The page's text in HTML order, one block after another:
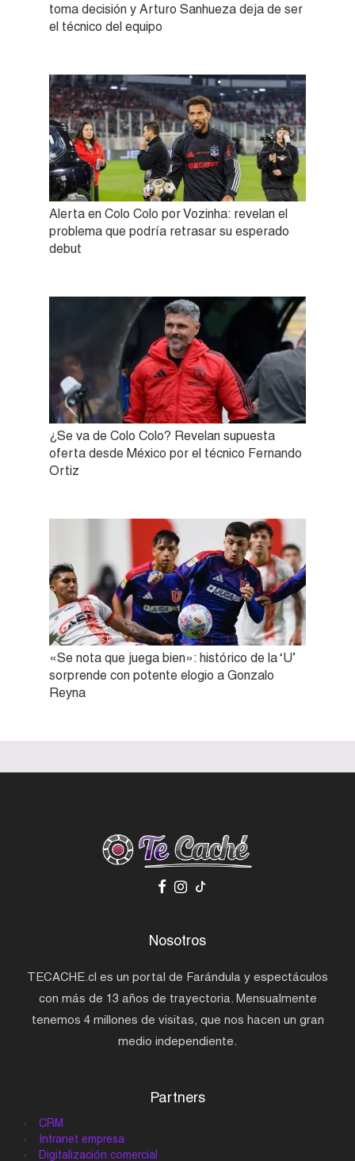
toma decisión y Arturo Sanhueza deja de ser
el técnico del equipo
Alerta en Colo Colo por Vozinha: revelan el
problema que podría retrasar su esperado
debut
¿Se va de Colo Colo? Revelan supuesta
oferta desde México por el técnico Fernando
Ortiz
«Se nota que juega bien»: histórico de la ‘U’
sorprende con potente elogio a Gonzalo
Reyna
Nosotros
TECACHE.cl es un portal de Farándula y espectáculos
con más de 13 años de trayectoria. Mensualmente
tenemos 4 millones de visitas, que nos hacen un gran
medio independiente.
Partners
CRM
Intranet empresa
Digitalización comercial